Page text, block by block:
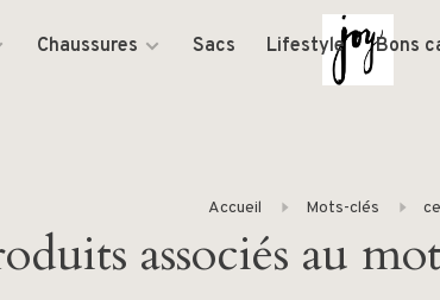
Chaussures Sacs Lifestyle Bons
Accueil Mots-clés
associés au